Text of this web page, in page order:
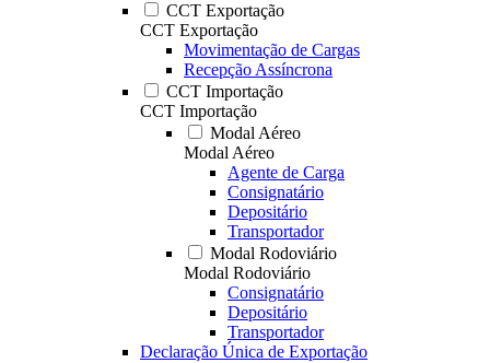
CCT Exportação
CCT Exportação
Movimentação de Cargas
Recepção Assíncrona
CCT Importação
CCT Importação
Modal Aéreo
Modal Aéreo
Agente de Carga
Consignatário
Depositário
Transportador
Modal Rodoviário
Modal Rodoviário
Consignatário
Depositário
Transportador
Declaração Única de Exportação